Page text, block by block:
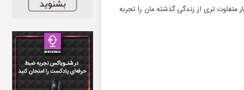
تری از زندگی گذشته مان را تجربه